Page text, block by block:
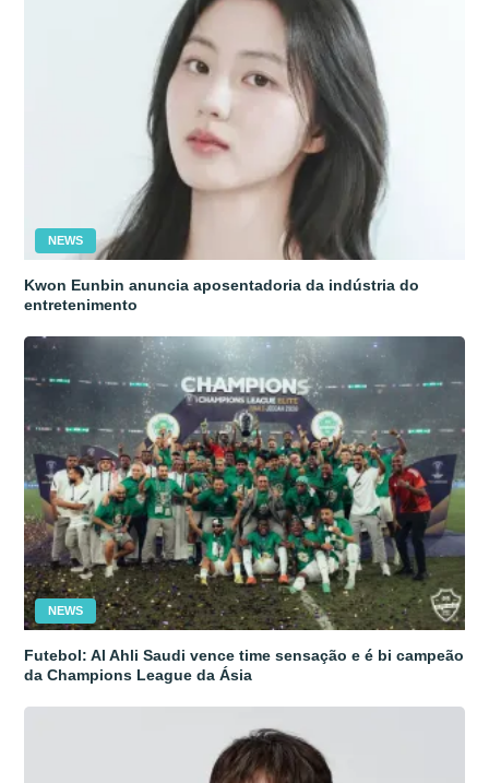
NEWS
Kwon Eunbin anuncia aposentadoria da indústria do
entretenimento
NEWS
Futebol: Al Ahli Saudi vence time sensação e é bi campeão
da Champions League da Ásia